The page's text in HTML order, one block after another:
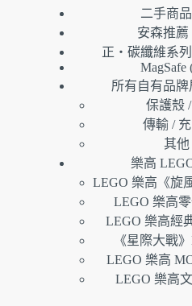
二手商品
安森推薦
正・碳纖維系
MagSafe
所有自有品牌
保護殼
傳輸 /
其他
樂高
LEGO 樂高《旋
LEGO 樂高
LEGO 樂高經
《星際大戰
LEGO 樂高
LEGO 樂高